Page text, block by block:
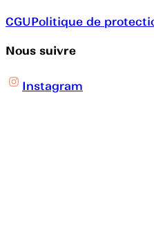
CGUPolitique de
Nous suivre
Instagram